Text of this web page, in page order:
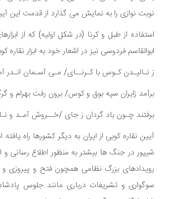
نوبت نوازی را به نمایش می گذارد از قدمت این
استفاده از طبل و کرنا (در شکل اولیه) که از
ابوالقاسم فردوسی نیز در اشعار خود به ابزار
ز نـالیـدن کـوس با کـرنــای/ مـی آسـمان انـدر
برآمد زایران سپه بوق و کوس/ برون رفت بهرام و
برفتند چـون باد گردان ز جای /خــروش آمـد و
آیین نقاره کوبی از ایران به دیگر کشورها راه
شیپور در جنگ ها بیشتر به منظور اطلاع رسانی
رویدادهای بزرگ نظامی همچون فتح و پیروزی
سوگواری و تشریفات درباری مانند جلوس